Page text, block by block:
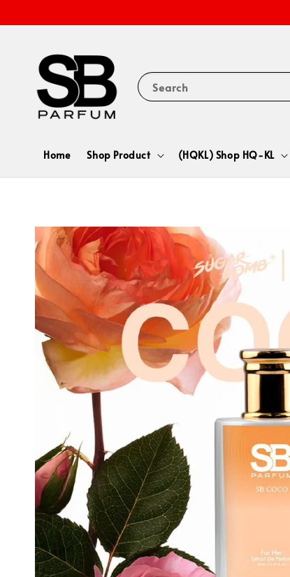
Search
Home Shop Product (HQKL) Shop HQ-KL